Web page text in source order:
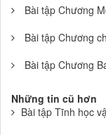
Bài tập Chương
Bài tập Chương
Bài tập Chương
Những tin cũ hơn
Bài tập Tĩnh học